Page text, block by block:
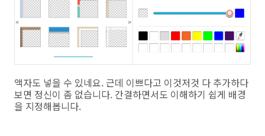
액자도 넣을 수 있네요. 근데 이쁘다고 이것저것 다 추가하다
보면 정신이 좀 없습니다. 간결하면서도 이해하기 쉽게 배경
을 지정해봅니다.